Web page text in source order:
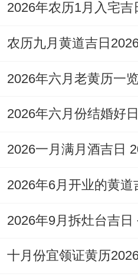
人员禁忌:身带重孝者
（2026年属鼠，马、
像或祖先牌位需优先
据我了解 以红布包裹
睡、忌争吵、忌打破
场，仪式后需连续三
在除通用吉日外，需
2026年六月老黄历一
2026年9月拆灶台吉日